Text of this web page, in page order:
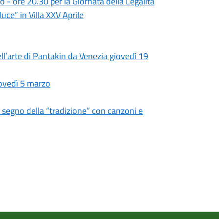
in Villa XXV Aprile
di Pantakin da Venezia giovedì 19
5 marzo
della “tradizione” con canzoni e